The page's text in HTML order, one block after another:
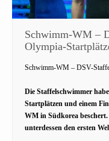
Schwimm-WM –
Olympia-
Schwimm-WM – DSV-
Die Staffelschwimmer
Startplätzen und einem
WM in Südkorea
unterdessen den ersten